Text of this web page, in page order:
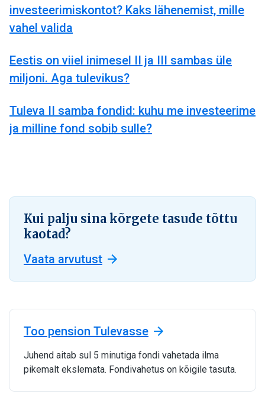
investeerimiskontot? Kaks lähenemist, mille
vahel valida
Eestis on viiel inimesel II ja III sambas üle
miljoni. Aga tulevikus?
Tuleva II samba fondid: kuhu me investeerime
ja milline fond sobib sulle?
Kui palju sina kõrgete tasude tõttu
kaotad?
Vaata arvutust
Too pension Tulevasse
Juhend aitab sul 5 minutiga fondi vahetada ilma
pikemalt ekslemata. Fondivahetus on kõigile tasuta.